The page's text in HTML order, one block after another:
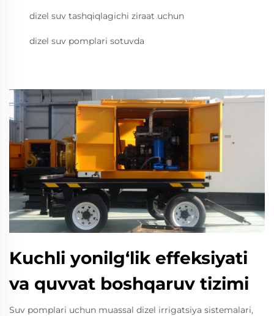
dizel suv tashqiqlagichi ziraat uchun
dizel suv pomplari sotuvda
Kuchli yonilg‘lik effeksiyati
va quvvat boshqaruv tizimi
Suv pomplari uchun muassal dizel irrigatsiya sistemalari,